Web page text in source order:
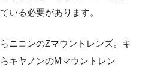
いる必要があります。
ニコンのZマウントレンズ。キ
キヤノンのMマウントレン